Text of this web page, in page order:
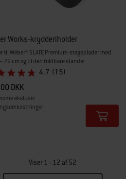
Works-krydderiholder
til Weber® SLATE Premium-stegeplader med
76 cm og til den foldbare stander
4.7 (15)
DKK
ekslusiv
Viser 1 - 12 af 52